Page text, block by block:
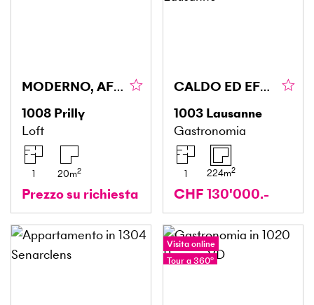
MODERNO, AFFITTATO E REDDITIZIO
1008 Prilly
Loft
1 20m2
Prezzo su richiesta
CALDO ED EFFICIENTE
1003 Lausanne
Gastronomia
1 224m2
CHF 130'000.-
Visita online
Tour a 360°